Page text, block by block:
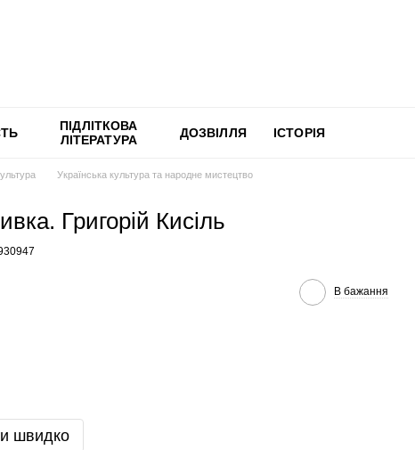
ПІДЛІТКОВА
ЛІТЕРАТУРА
ДОЗВІЛЛЯ ІСТОРІЯ
Українська культура та народне мистецтво
Григорій Кисіль
В бажання
швидко